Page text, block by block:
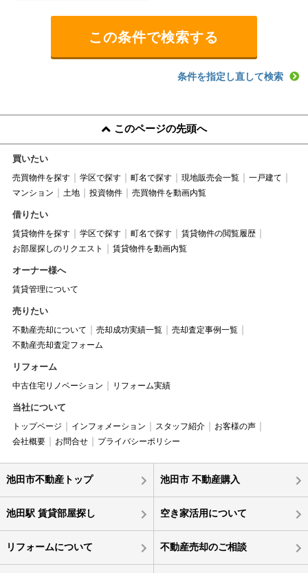
条件を指定し直して検索
このページの先頭へ
買いたい
売買物件を探す 学区で探す 町名で探す 現地販売会一覧
一戸建て
マンション
土地 投資物件 売買物件を動画内覧
借りたい
賃貸物件を探す 学区で探す 町名で探す
賃貸物件の閲覧履歴
お部屋探しのリクエスト
賃貸物件を動画内覧
オーナー様へ
賃貸管理について
売りたい
不動産売却について 売却成功実績一覧
売却査定事例一覧
不動産売却査定フォーム
リフォーム
中古住宅リノベーション リフォーム実績
当社について
トップページ インフォメーション スタッフ紹介
お客様の声
会社概要
お問合せ プライバシーポリシー
池田市不動産トップ 池田市 不動産購入
池田駅 賃貸部屋探し 空き家活用について
リフォームについて 不動産売却のご相談